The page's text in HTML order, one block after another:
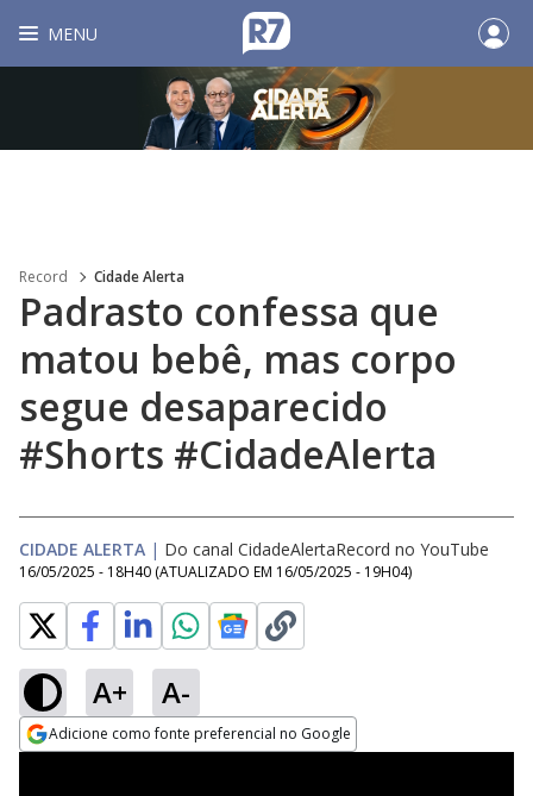
MENU
Record Cidade Alerta
Padrasto confessa que
matou bebê, mas corpo
segue desaparecido
#Shorts #CidadeAlerta
CIDADE ALERTA | Do canal CidadeAlertaRecord no YouTube
16/05/2025 - 18H40 (ATUALIZADO EM 16/05/2025 - 19H04)
A+ A-
Adicione como fonte preferencial no Google